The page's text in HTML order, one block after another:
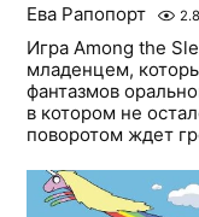
Ева Рапопорт
Игра Among the
младенцем,
фантазмов
в котором не
поворотом ждет